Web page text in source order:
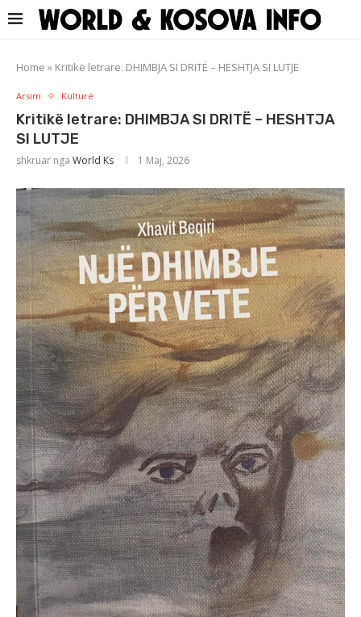
Home » Kritikë letrare: DHIMBJA SI DRITË – HESHTJA SI LUTJE
Arsim Kulturë
Kritikë letrare: DHIMBJA SI DRITË – HESHTJA
SI LUTJE
shkruar nga World Ks 1 Maj, 2026